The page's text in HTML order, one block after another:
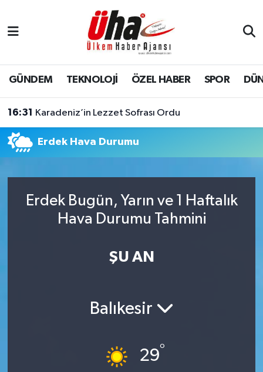
GÜNDEM TEKNOLOJİ ÖZEL HABER SPOR
16:31 Karadeniz’in Lezzet Sofrası Ordu
Erdek Hava Durumu
Erdek Bugün, Yarın ve 1 Haftalık
Hava Durumu Tahmini
ŞU AN
Balıkesir
29°
İstanbul Nöbetçi Eczaneler
İstanbul Hava Durumu
Tüm Manşetler
Son Dakika Haberleri